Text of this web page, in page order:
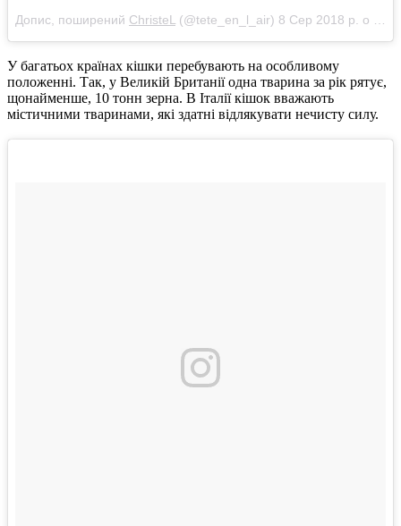
Допис, поширений ChristeL (@tete_en_l_air) 8 Сер 2018 р. о 6:37 PDT
У багатьох країнах кішки перебувають на особливому
положенні. Так, у Великій Британії одна тварина за рік рятує,
щонайменше, 10 тонн зерна. В Італії кішок вважають
містичними тваринами, які здатні відлякувати нечисту силу.